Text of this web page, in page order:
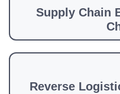
Supply Chain
Reverse